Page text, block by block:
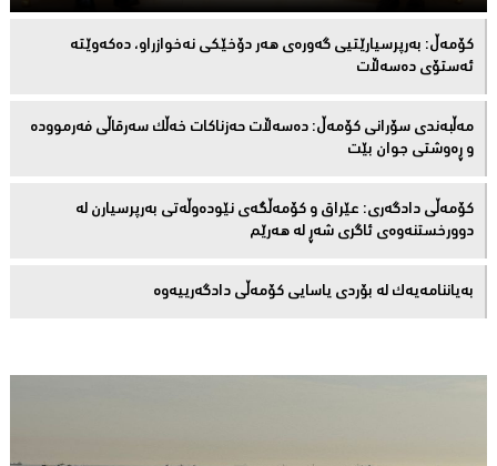
كۆمەڵ: بەرپرسیارێتیی گەورەی هەر دۆخێکی نەخوازراو، دەكەوێتە
ئەستۆی دەسەڵات
مەڵبەندى سۆرانى کۆمەڵ: دەسەڵات حەزناکات خەڵک سەرقاڵى فەرموودە
و ڕەوشتى جوان بێت
کۆمەڵى دادگەرى: عێراق و كۆمەڵگەی نێودەوڵەتی بەرپرسیارن لە
دوورخستنەوەى ئاگری شەڕ لە هەرێم
بەیاننامەیەک لە بۆردی یاسایی کۆمەڵی دادگەرییەوە